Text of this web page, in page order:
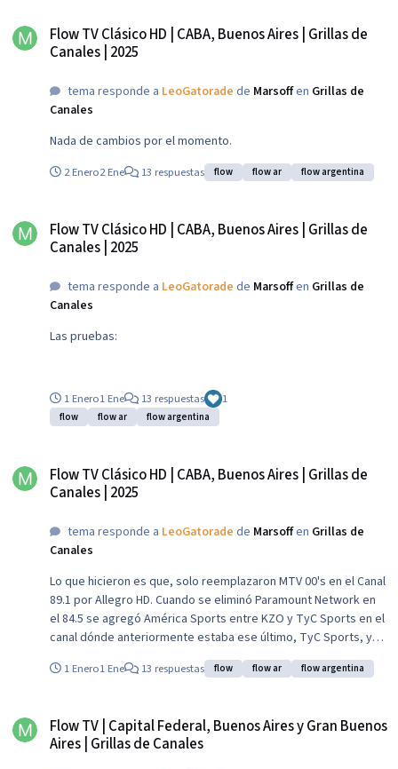
Flow TV Clásico HD | CABA, Buenos Aires | Grillas de
Canales | 2025
tema responde a LeoGatorade de Marsoffen Grillas de
Canales
Nada de cambios por el momento.
2 Enero2 Ene 13 respuestas flow flow ar flow argentina
Flow TV Clásico HD | CABA, Buenos Aires | Grillas de
Canales | 2025
tema responde a LeoGatorade de Marsoffen Grillas de
Canales
Las pruebas:
1 Enero1 Ene 13 respuestas 1
flow flow ar flow argentina
Flow TV Clásico HD | CABA, Buenos Aires | Grillas de
Canales | 2025
tema responde a LeoGatorade de Marsoffen Grillas de
Canales
Lo que hicieron es que, solo reemplazaron MTV 00's en el Canal
89.1 por Allegro HD. Cuando se eliminó Paramount Network en
el 84.5 se agregó América Sports entre KZO y TyC Sports en el
canal dónde anteriormente estaba ese último, TyC Sports, y
se corrió toda la grilla hasta el canal Cinemax que ahora está en
el 84.5 en lugar del 84.4
1 Enero1 Ene 13 respuestas flow flow ar flow argentina
Flow TV | Capital Federal, Buenos Aires y Gran Buenos
Aires | Grillas de Canales